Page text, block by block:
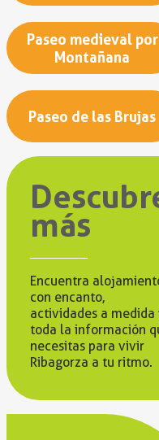
Paseo medieval por
Montañana
Paseo de las Brujas
más
Encuentra
con encanto,
actividades a medida
toda la información
necesitas para vivir
Ribagorza a tu ritmo.